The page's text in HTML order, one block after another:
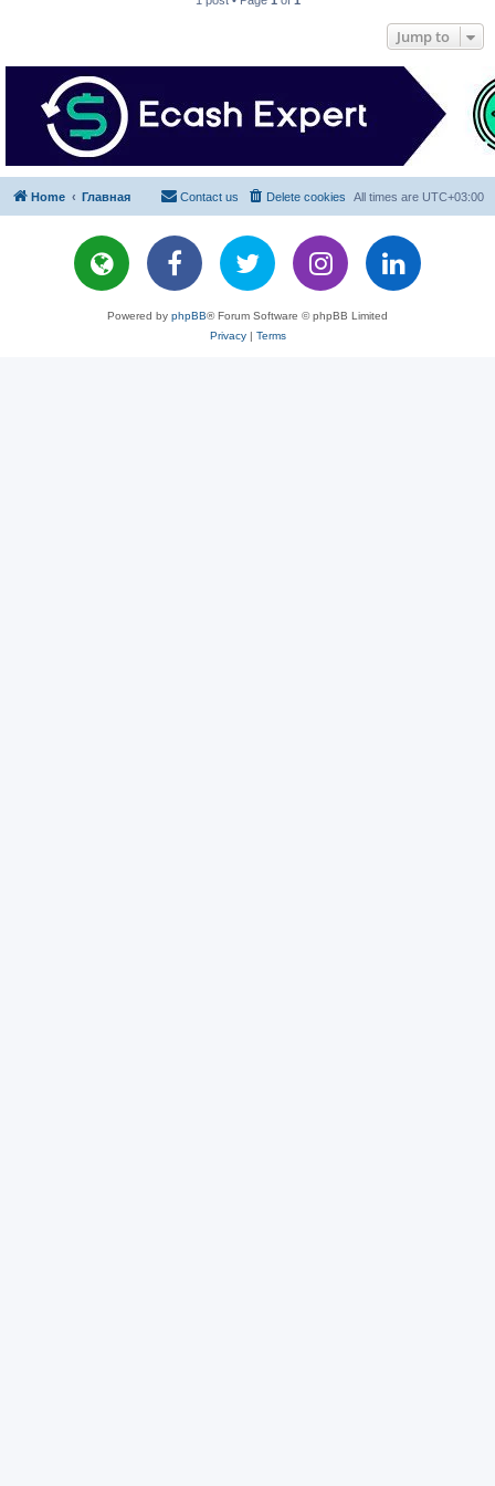
Jump to
Home Главная All times are UTC+03:00
Delete cookies
Contact us
Powered by phpBB® Forum Software © phpBB Limited
Privacy| Terms